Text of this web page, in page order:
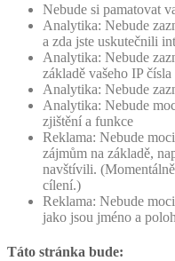
Nebude si pamatovat
Analytika: Nebude
a zda jste uskutečnili
Analytika: Nebude
základě vašeho IP čísla
Analytika: Nebude
Analytika: Nebude
zjištění a funkce
Reklama: Nebude
zájmům na základě,
navštívili.
cílení.)
Reklama: Nebude
jako jsou jméno a
Táto stránka bude: